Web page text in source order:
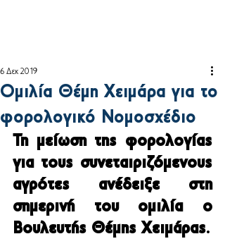
Ομιλία Θέμη Χειμάρα για το
φορολογικό Νομοσχέδιο
6 Δεκ 2019
Τη μείωση της φορολογίας
για τους συνεταιριζόμενους
αγρότες ανέδειξε στη
σημερινή του ομιλία ο
Βουλευτής Θέμης Χειμάρας.